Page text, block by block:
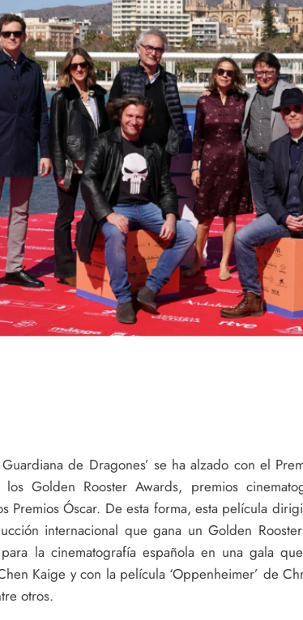
Guardiana de Dragones’ se ha alzado con el
Golden Rooster Awards, premios
Premios Óscar. De esta forma, esta película
internacional que gana un Golden
la cinematografía española en una gala
Kaige y con la película ‘Oppenheimer’ de
otros.